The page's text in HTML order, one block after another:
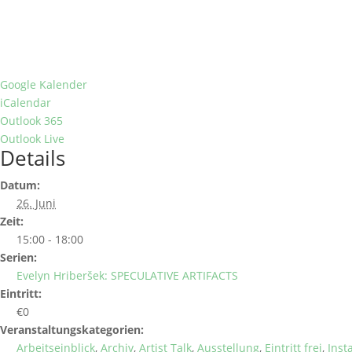
Google Kalender
iCalendar
Outlook 365
Outlook Live
Details
Datum:
26. Juni
Zeit:
15:00 - 18:00
Serien:
Evelyn Hriberšek: SPECULATIVE ARTIFACTS
Eintritt:
€0
Veranstaltungskategorien:
Arbeitseinblick, Archiv, Artist Talk, Ausstellung, Eintritt frei,